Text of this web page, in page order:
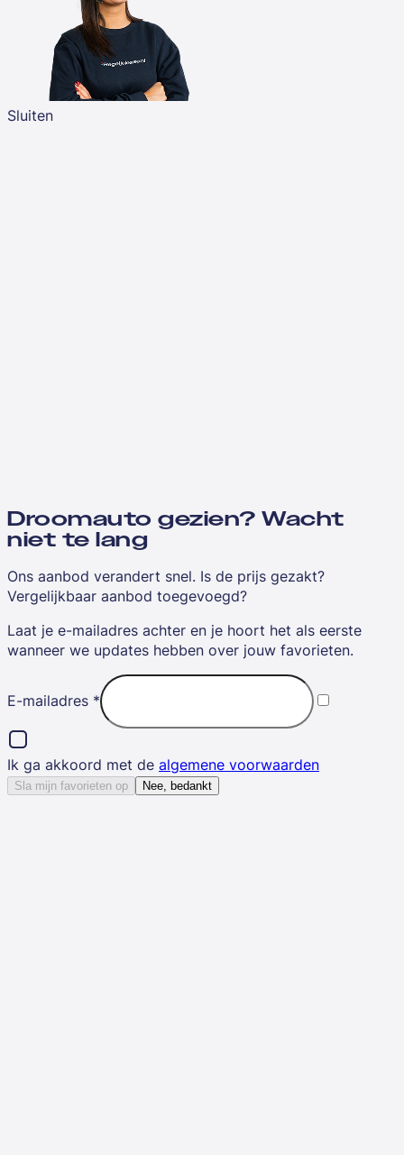
Sluiten
Droomauto gezien? Wacht
niet te lang
Ons aanbod verandert snel. Is de prijs gezakt?
Vergelijkbaar aanbod toegevoegd?
Laat je e-mailadres achter en je hoort het als eerste
wanneer we updates hebben over jouw favorieten.
E-mailadres *
Ik ga akkoord met de algemene voorwaarden
Sla mijn favorieten op Nee, bedankt